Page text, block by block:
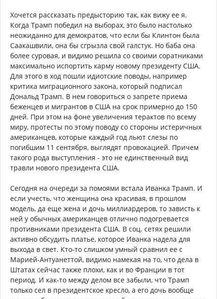
Хочется рассказать предысторию так, как вижу ее я.
Когда Трамп победил на выборах, это было настолько
неожиданно для демократов, что если бы Клинтон была
Саакашвили, она бы сгрызла свой галстук. Но баба она
более суровая, и видимо решила со своими соратниками
максимально испортить карму новому президенту США.
Для этого в ход пошли идиотские поводы, например
критика миграционного закона, который подписал
Дональд Трамп. В нем говориться о запрете приема
беженцев и мигрантов в США на срок примерно до 150
дней. При этом на фоне увеличения терактов по всему
миру, протесты по этому поводу со стороны истеричных
американцев, которые каждый год льют слезы по
погибшим 11 сентября, выглядят провокацией. Причем
такого рода выступления - это не единственный вид
травли нового президента США.
Сегодня на очереди за помоями встала Иванка Трамп. И
если учесть, что женщина она красивая, в прошлом
модель, да еще жена и дочь миллиардеров, то зависть к
ней у обычных американцев отлично подогревается
противниками президента США. В соц. сетях решили
активно обсудить платье, которое Иванка надела для
выхода в свет. Кто-то слишком умный сравнил ее с
Марией-Антуанеттой, видимо намекая на то, что дела в
Штатах сейчас также плохи, как и во Франции в тот
период. И как-то между делом все забыли, что Трамп
только сел в президентское кресло, а его дочь вообще